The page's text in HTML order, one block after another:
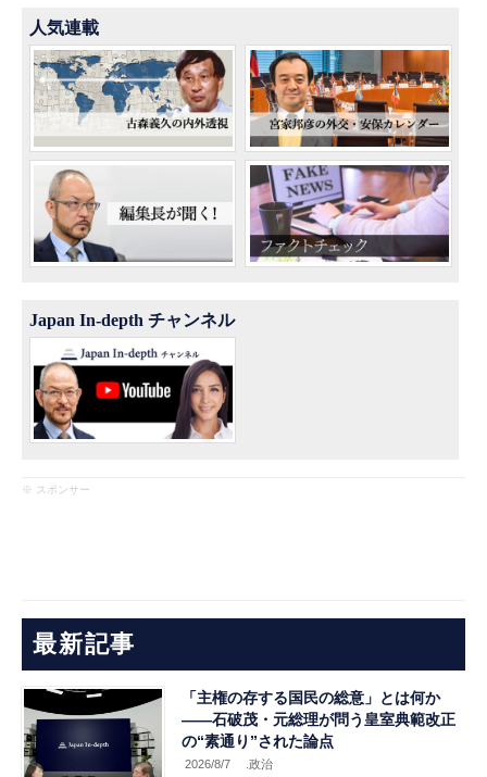
人気連載
Japan In-depth チャンネル
※ スポンサー
最新記事
「主権の存する国民の総意」とは何か
――石破茂・元総理が問う皇室典範改正
の“素通り”された論点
2026/8/7 .政治